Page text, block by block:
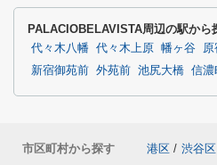
PALACIOBELAVISTA周辺の駅から
代々木八幡 代々木上原 幡ヶ谷 原
新宿御苑前 外苑前 池尻大橋 信濃
市区町村から探す 港区 / 渋谷区